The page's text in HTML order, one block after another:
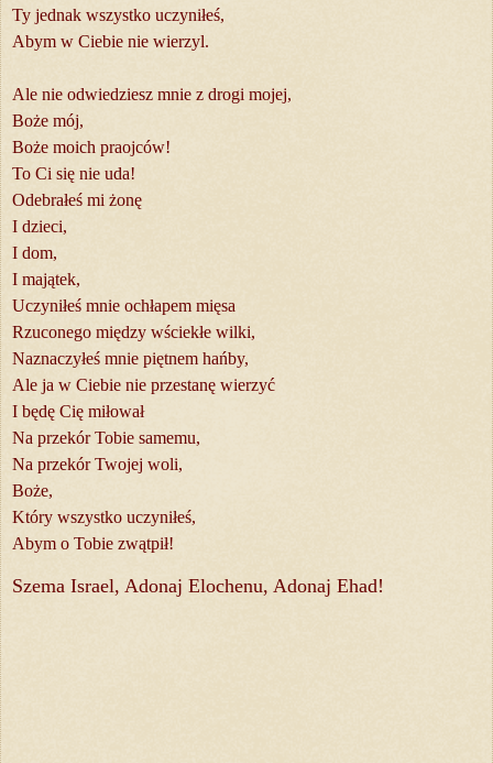
Ty jednak wszystko uczyniłeś,
Abym w Ciebie nie wierzyl.
Ale nie odwiedziesz mnie z drogi mojej,
Boże mój,
Boże moich praojców!
To Ci się nie uda!
Odebrałeś mi żonę
I dzieci,
I dom,
I majątek,
Uczyniłeś mnie ochłapem mięsa
Rzuconego między wściekłe wilki,
Naznaczyłeś mnie piętnem hańby,
Ale ja w Ciebie nie przestanę wierzyć
I będę Cię miłował
Na przekór Tobie samemu,
Na przekór Twojej woli,
Boże,
Który wszystko uczyniłeś,
Abym o Tobie zwątpił!
Szema Israel, Adonaj Elochenu, Adonaj Ehad!